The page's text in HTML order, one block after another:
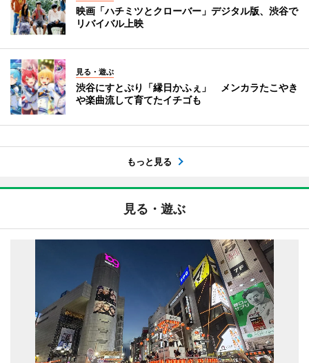
映画「ハチミツとクローバー」デジタル版、渋谷で
リバイバル上映
見る・遊ぶ
渋谷にすとぷり「縁日かふぇ」 メンカラたこやき
や楽曲流して育てたイチゴも
もっと見る
見る・遊ぶ